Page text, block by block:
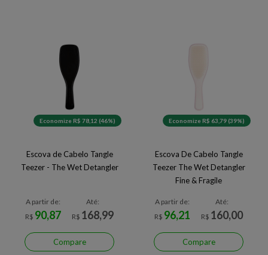
Economize R$ 78,12 (46%)
Escova de Cabelo Tangle
Teezer - The Wet Detangler
A partir de:
R$ 90,87
Até:
R$ 168,99
Compare
Economize R$ 63,79 (39%)
Escova De Cabelo Tangle
Teezer The Wet Detangler
Fine & Fragile
A partir de:
R$ 96,21
Até:
R$ 160,00
Compare